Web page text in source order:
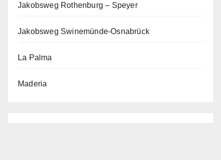
Jakobsweg Rothenburg – Speyer
Jakobsweg Swinemünde-Osnabrück
La Palma
Maderia